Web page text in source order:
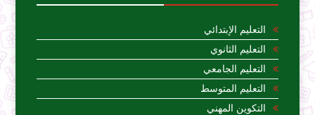
التعليم الإبتدائي
التعليم الثانوي
التعليم الجامعي
التعليم المتوسط
التكوين المهني